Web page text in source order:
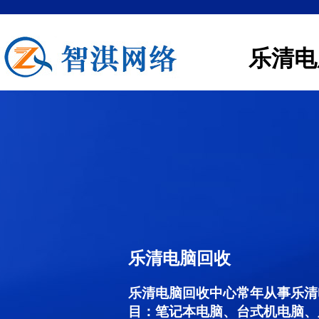
乐清
乐清电脑回收
乐清电脑回收中心常年从事乐
目：笔记本电脑、台式机电脑